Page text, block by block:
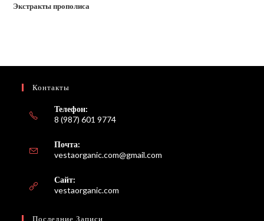
Экстракты прополиса
Контакты
Телефон:
8 (987) 601 9774
Почта:
vestaorganic.com@gmail.com
Сайт:
vestaorganic.com
Последние Записи